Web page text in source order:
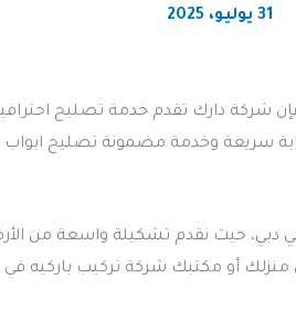
31 يوليو، 2025
شركة دارك تقدم خدمة تصليح
سريعة وخدمة مضمونة تصليح ابواب
حيث نقدم تشكيلة واسعة من
أو مكتبك شركة تركيب باركيه في